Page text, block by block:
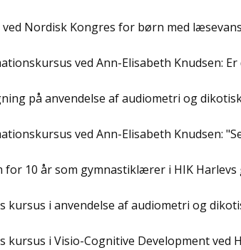
ved Nordisk Kongres for børn med
ved Ann-Elisabeth Knudsen:
på anvendelse af audiometri og
ved Ann-Elisabeth Knudsen:
for 10 år som gymnastiklærer i HIK Harlevs
kursus i anvendelse af audiometri og
kursus i Visio-Cognitive Development ved